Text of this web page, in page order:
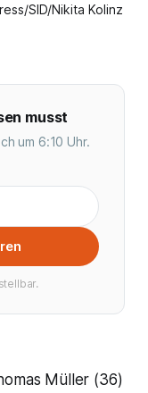
SID/Nikita Kolinz
musst
um 6:10 Uhr.
Müller (36)